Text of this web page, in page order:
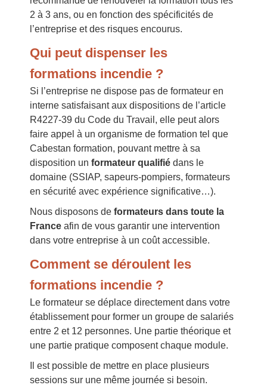
2 à 3 ans, ou en fonction des spécificités de
l’entreprise et des risques encourus.
Qui peut dispenser les
formations incendie ?
Si l’entreprise ne dispose pas de formateur en
interne satisfaisant aux dispositions de l’article
R4227-39 du Code du Travail, elle peut alors
faire appel à un organisme de formation tel que
Cabestan formation, pouvant mettre à sa
disposition un formateur qualifié dans le
domaine (SSIAP, sapeurs-pompiers, formateurs
en sécurité avec expérience significative…).
Nous disposons de formateurs dans toute la
France afin de vous garantir une intervention
dans votre entreprise à un coût accessible.
Comment se déroulent les
formations incendie ?
Le formateur se déplace directement dans votre
établissement pour former un groupe de salariés
entre 2 et 12 personnes. Une partie théorique et
une partie pratique composent chaque module.
Il est possible de mettre en place plusieurs
sessions sur une même journée si besoin.